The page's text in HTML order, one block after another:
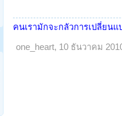
คนเรามักจะกลัวการเปลี่ยนแ
one_heart, 10 ธันวาคม